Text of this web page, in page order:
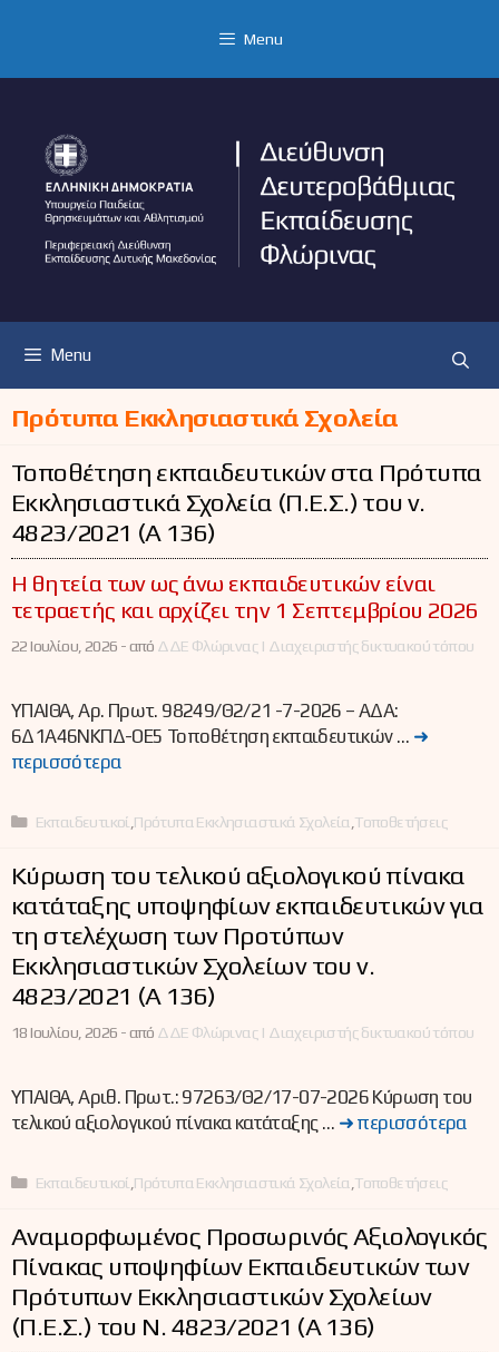
Menu
Menu
Πρότυπα Εκκλησιαστικά Σχολεία
Τοποθέτηση εκπαιδευτικών στα Πρότυπα
Εκκλησιαστικά Σχολεία (Π.Ε.Σ.) του ν.
4823/2021 (Α΄ 136)
Η θητεία των ως άνω εκπαιδευτικών είναι
τετραετής και αρχίζει την 1 Σεπτεμβρίου 2026
22 Ιουλίου, 2026 -από ΔΔΕ Φλώρινας | Διαχειριστής δικτυακού τόπου
ΥΠΑΙΘΑ, Αρ. Πρωτ. 98249/Θ2/21 -7-2026 – ΑΔΑ:
6Δ1Α46ΝΚΠΔ-ΟΕ5 Τοποθέτηση εκπαιδευτικών … ➜
περισσότερα
Κατηγορίες
Εκπαιδευτικοί Πρότυπα Εκκλησιαστικά Σχολεία Τοποθετήσεις
Κύρωση του τελικού αξιολογικού πίνακα
κατάταξης υποψηφίων εκπαιδευτικών για
τη στελέχωση των Προτύπων
Εκκλησιαστικών Σχολείων του ν.
4823/2021 (Α΄ 136)
18 Ιουλίου, 2026 -από ΔΔΕ Φλώρινας | Διαχειριστής δικτυακού τόπου
ΥΠΑΙΘΑ, Αριθ. Πρωτ.: 97263/Θ2/17-07-2026 Κύρωση του
τελικού αξιολογικού πίνακα κατάταξης … ➜ περισσότερα
Κατηγορίες
Εκπαιδευτικοί Πρότυπα Εκκλησιαστικά Σχολεία Τοποθετήσεις
Αναμορφωμένος Προσωρινός Αξιολογικός
Πίνακας υποψηφίων Εκπαιδευτικών των
Πρότυπων Εκκλησιαστικών Σχολείων
(Π.Ε.Σ.) του Ν. 4823/2021 (Α΄ 136)